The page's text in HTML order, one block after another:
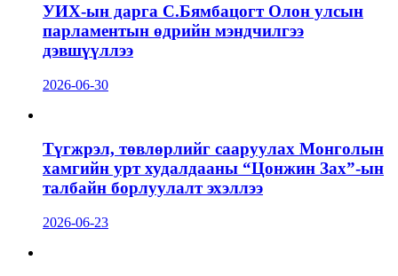
УИХ-ын дарга С.Бямбацогт Олон улсын
парламентын өдрийн мэндчилгээ
дэвшүүллээ
2026-06-30
Түгжрэл, төвлөрлийг сааруулах Монголын
хамгийн урт худалдааны “Цонжин Зах”-ын
талбайн борлуулалт эхэллээ
2026-06-23